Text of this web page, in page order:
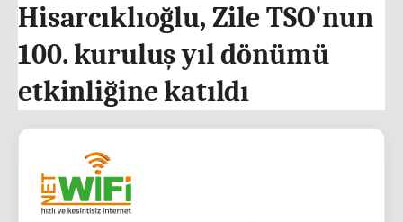
Hisarcıklıoğlu, Zile TSO'nun
100. kuruluş yıl dönümü
etkinliğine katıldı